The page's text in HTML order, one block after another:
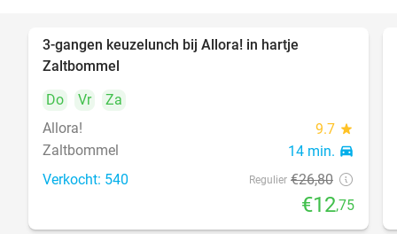
3-gangen keuzelunch bij Allora! in hartje
Zaltbommel
Do
Vr
Za
Allora!
9.7 star
Zaltbommel 14 min. directions_car
Verkocht: 540 Regulier €26,80
€12,75